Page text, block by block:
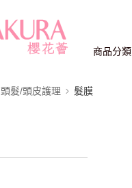
商品分類
頭髮/頭皮護理 髮膜